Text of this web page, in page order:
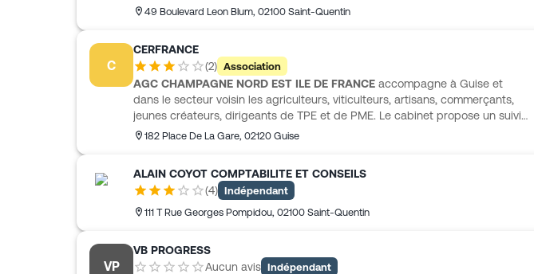
collectivités municipales. Des indicateurs économiques et sociétaux sont
49 Boulevard Leon Blum, 02100 Saint-Quentin
C
CERFRANCE
(2) Association
AGC CHAMPAGNE NORD EST ILE DE FRANCE accompagne à Guise et
dans le secteur voisin les agriculteurs, viticulteurs, artisans, commerçants,
jeunes créateurs, dirigeants de TPE et de PME. Le cabinet propose un suivi
en comptabilité, gestion économique et financière, fiscalité, social et paie,
obligations courantes, l’analyse des résultats, le pilotage de la performance
et les projets d’entreprise, de la création à la transmission. Des outils
numériques comme Cl@sseur collaboratif, Scan by Cerfrance et Web
182 Place De La Gare, 02120 Guise
ALAIN COYOT COMPTABILITE ET CONSEILS
(4) Indépendant
111 T Rue Georges Pompidou, 02100 Saint-Quentin
VP
VB PROGRESS
Aucun avis Indépendant